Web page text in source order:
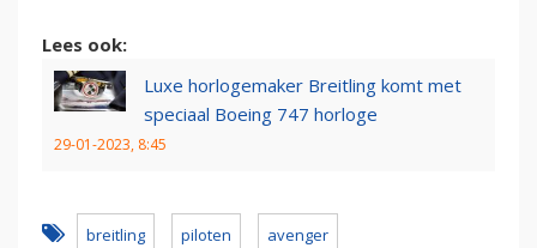
Lees ook:
Luxe horlogemaker Breitling komt met
speciaal Boeing 747 horloge
29-01-2023, 8:45
breitling piloten avenger